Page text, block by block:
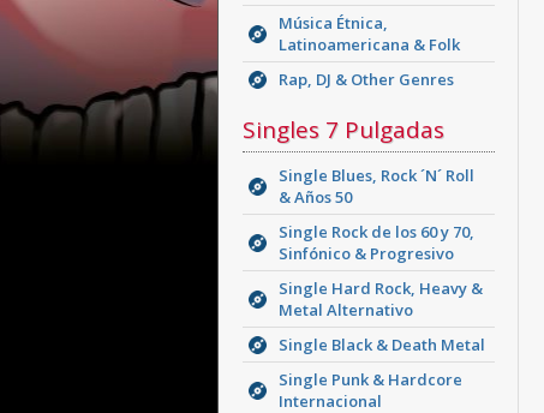
Música Étnica,
Latinoamericana & Folk
Rap, DJ & Other Genres
Singles 7 Pulgadas
Single Blues, Rock ´N´ Roll
& Años 50
Single Rock de los 60 y 70,
Sinfónico & Progresivo
Single Hard Rock, Heavy &
Metal Alternativo
Single Black & Death Metal
Single Punk & Hardcore
Internacional